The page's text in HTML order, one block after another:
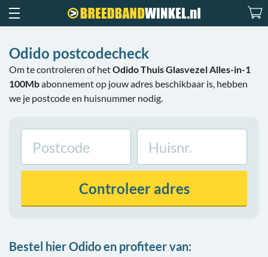
Odido postcodecheck
Om te controleren of hetOdido Thuis Glasvezel Alles-in-1
100Mbabonnement op jouw adres beschikbaar is, hebben
we je postcode en huisnummer nodig.
Controleeradres
Bestel hier Odido en profiteer van: